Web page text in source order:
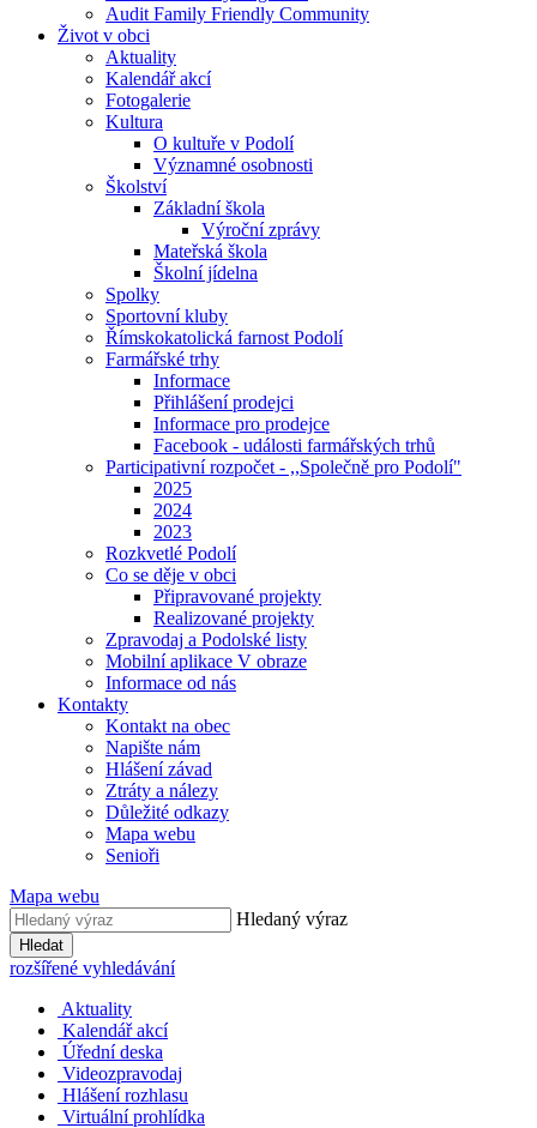
Audit Family Friendly Community
Život v obci
Aktuality
Kalendář akcí
Fotogalerie
Kultura
O kultuře v Podolí
Významné osobnosti
Školství
Základní škola
Výroční zprávy
Mateřská škola
Školní jídelna
Spolky
Sportovní kluby
Římskokatolická farnost Podolí
Farmářské trhy
Informace
Přihlášení prodejci
Informace pro prodejce
Facebook - události farmářských trhů
Participativní rozpočet - ,,Společně pro Podolí"
2025
2024
2023
Rozkvetlé Podolí
Co se děje v obci
Připravované projekty
Realizované projekty
Zpravodaj a Podolské listy
Mobilní aplikace V obraze
Informace od nás
Kontakty
Kontakt na obec
Napište nám
Hlášení závad
Ztráty a nálezy
Důležité odkazy
Mapa webu
Senioři
Mapa webu
Hledaný výraz
Hledat
rozšířené vyhledávání
Aktuality
Kalendář akcí
Úřední deska
Videozpravodaj
Hlášení rozhlasu
Virtuální prohlídka